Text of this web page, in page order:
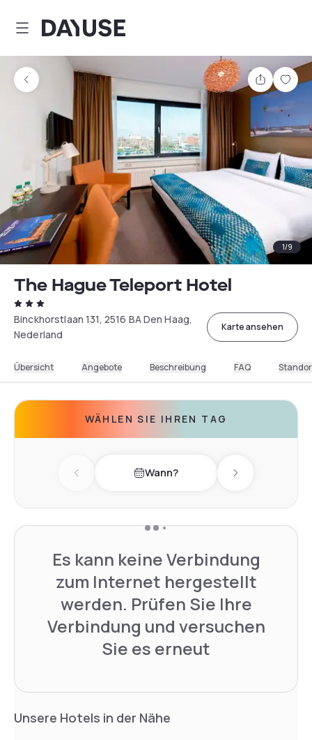
Dayuse
Teilen
1/9
The Hague Teleport Hotel
Binckhorstlaan 131, 2516 BA Den Haag,
Nederland
Karte ansehen
Übersicht Angebote Beschreibung FAQ
WÄHLEN SIE IHREN TAG
Previous day Wann? Next day
Es kann keine Verbindung
zum Internet hergestellt
werden. Prüfen Sie Ihre
Verbindung und versuchen
Sie es erneut
Unsere Hotels in der Nähe